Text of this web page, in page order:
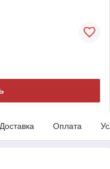
Доставка Оплата